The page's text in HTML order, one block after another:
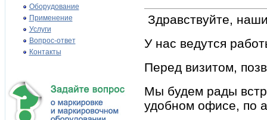
Оборудование
Применение
Услуги
Вопрос-ответ
Контакты
Здравствуйте,
У нас ведутся
Перед визитом,
Мы будем рады
удобном офисе, по